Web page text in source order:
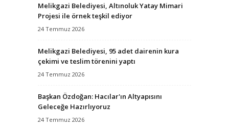
Melikgazi Belediyesi, Altınoluk Yatay Mimari
Projesi ile örnek teşkil ediyor
24 Temmuz 2026
Melikgazi Belediyesi, 95 adet dairenin kura
çekimi ve teslim törenini yaptı
24 Temmuz 2026
Başkan Özdoğan: Hacılar'ın Altyapısını
Geleceğe Hazırlıyoruz
24 Temmuz 2026